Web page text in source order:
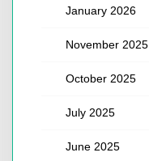
January 2026
November 2025
October 2025
July 2025
June 2025